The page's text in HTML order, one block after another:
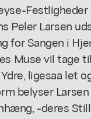
Peler Larsen
for Sangen i
Muse vil tage
ligesaa let
belyser
-deres